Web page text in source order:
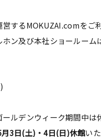
するMOKUZAI.comをご
ン及び本社ショールー
ルデンウィーク期間中は
3日(土)・4日(日)休館い